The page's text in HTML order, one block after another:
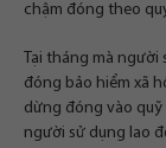
chậm đóng theo
Tại tháng mà
đóng bảo hiểm xã
dừng đóng vào
người sử dụng lao